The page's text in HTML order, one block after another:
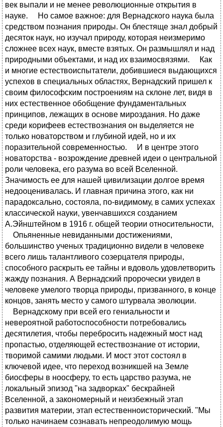
век выпали и не менее революционные открытия в
науке. Но самое важное: для Вернадского наука была
средством познания природы. Он блестяще знал добрый
десяток наук, но изучал природу, которая неизмеримо
сложнее всех наук, вместе взятых. Он размышлял и над
природными объектами, и над их взаимосвязями. Как
и многие естествоиспытатели, добившиеся выдающихся
успехов в специальных областях, Вернадский пришел к
своим философским построениям на склоне лет, видя в
них естественное обобщение фундаментальных
принципов, лежащих в основе мироздания. Но даже
среди корифеев естествознания он выделяется не
только новаторством и глубиной идей, но и их
поразительной современностью. И в центре этого
новаторства - возрождение древней идеи о центральной
роли человека, его разума во всей Вселенной.
Значимость ее для нашей цивилизации долгое время
недооценивалась. И главная причина этого, как ни
парадоксально, состояла, по-видимому, в самих успехах
классической науки, увенчавшихся созданием
А.Эйнштейном в 1916 г. общей теории относительности,
Опьяненные невиданными достижениями,
большинство ученых традиционно видели в человеке
всего лишь талантливого созерцателя природы,
способного раскрыть ее тайны и вдоволь удовлетворить
жажду познания. А Вернадский пророчески увидел в
человеке умелого творца природы, призванного, в конце
концов, занять место у самого штурвала эволюции.
Вернадскому при всей его гениальности и
невероятной работоспособности потребовались
десятилетия, чтобы перебросить надежный мост над
пропастью, отделяющей естествознание от истории,
творимой самими людьми. И мост этот состоял в
ключевой идее, что переход возникшей на Земле
биосферы в ноосферу, то есть царство разума, не
локальный эпизод "на задворках" бескрайней
Вселенной, а закономерный и неизбежный этап
развития материи, этап естественноисторический. "Мы
только начинаем сознавать непреодолимую мощь